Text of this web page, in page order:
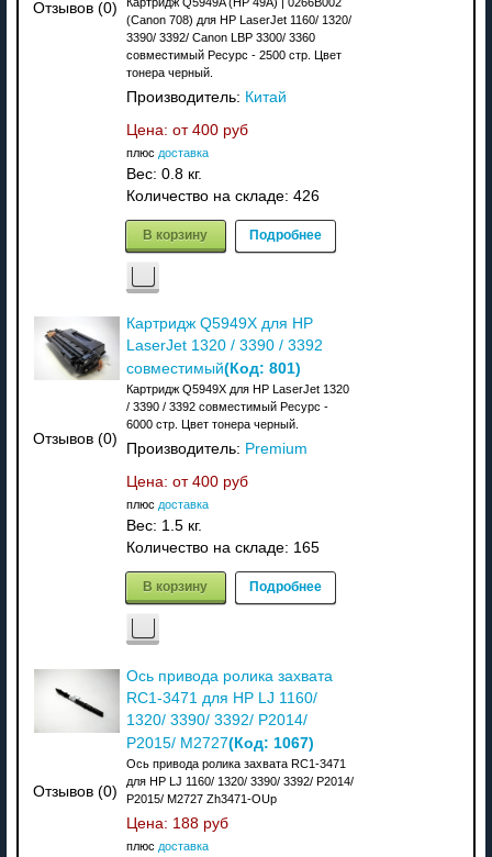
Отзывов (0)
(Canon 708) для HP LaserJet 1160/ 1320/
3390/ 3392/ Canon LBP 3300/ 3360
совместимый Ресурс - 2500 стр. Цвет
тонера черный.
Производитель: Китай
Цена: от 400 руб
плюс доставка
Вес: 0.8 кг.
Количество на складе: 426
В корзину Подробнее
Отзывов (0)
Картридж Q5949X для HP
LaserJet 1320 / 3390 / 3392
совместимый(Код: 801)
Картридж Q5949X для HP LaserJet 1320
/ 3390 / 3392 совместимый Ресурс -
6000 стр. Цвет тонера черный.
Производитель: Premium
Цена: от 400 руб
плюс доставка
Вес: 1.5 кг.
Количество на складе: 165
В корзину Подробнее
Отзывов (0)
Ось привода ролика захвата
RC1-3471 для HP LJ 1160/
1320/ 3390/ 3392/ P2014/
P2015/ M2727(Код: 1067)
Ось привода ролика захвата RC1-3471
для HP LJ 1160/ 1320/ 3390/ 3392/ P2014/
P2015/ M2727 Zh3471-OUp
Цена: 188 руб
плюс доставка